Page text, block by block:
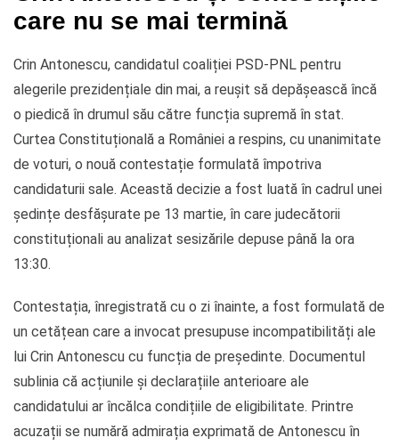
care nu se mai termină
Crin Antonescu, candidatul coaliției PSD-PNL pentru
alegerile prezidențiale din mai, a reușit să depășească încă
o piedică în drumul său către funcția supremă în stat.
Curtea Constituțională a României a respins, cu unanimitate
de voturi, o nouă contestație formulată împotriva
candidaturii sale. Această decizie a fost luată în cadrul unei
ședințe desfășurate pe 13 martie, în care judecătorii
constituționali au analizat sesizările depuse până la ora
13:30.
Contestația, înregistrată cu o zi înainte, a fost formulată de
un cetățean care a invocat presupuse incompatibilități ale
lui Crin Antonescu cu funcția de președinte. Documentul
sublinia că acțiunile și declarațiile anterioare ale
candidatului ar încălca condițiile de eligibilitate. Printre
acuzații se numără admirația exprimată de Antonescu în